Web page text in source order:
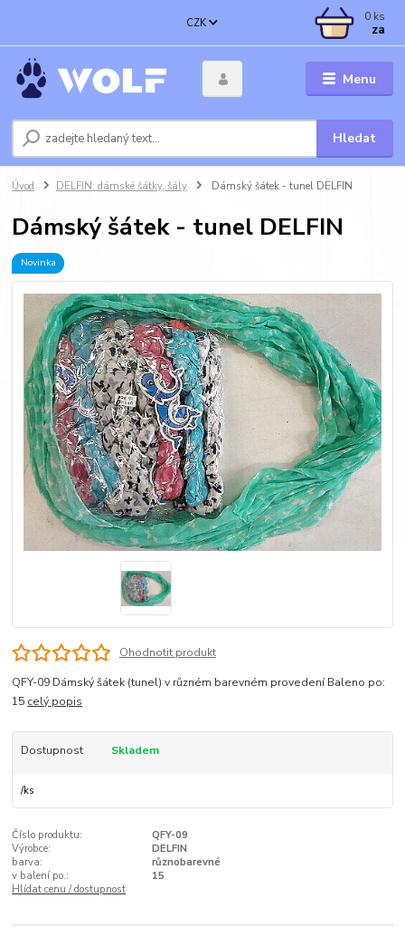
Menu
CZK
Hledat
0 ks
za
Úvod DELFIN: dámské šátky, šály Dámský šátek - tunel DELFIN
Dámský šátek - tunel DELFIN
Novinka
Ohodnotit produkt
QFY-09 Dámský šátek (tunel) v různém barevném provedení Baleno po:
15 celý popis
Dostupnost Skladem
/ks
Číslo produktu:
QFY-09
Výrobce:
DELFIN
barva:
různobarevné
v balení po.:
15
Hlídat cenu / dostupnost